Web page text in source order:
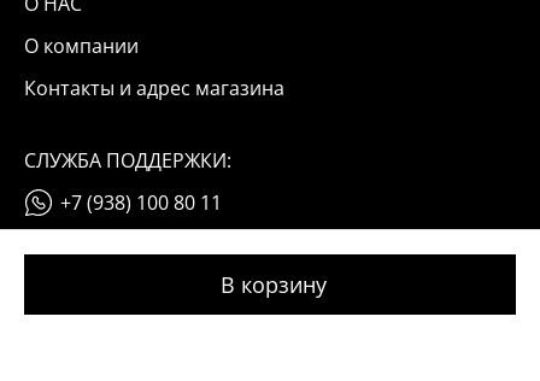
О компании
Контакты и адрес магазина
СЛУЖБА ПОДДЕРЖКИ:
+7 (938) 100 80 11
© 2026 OKINAIL